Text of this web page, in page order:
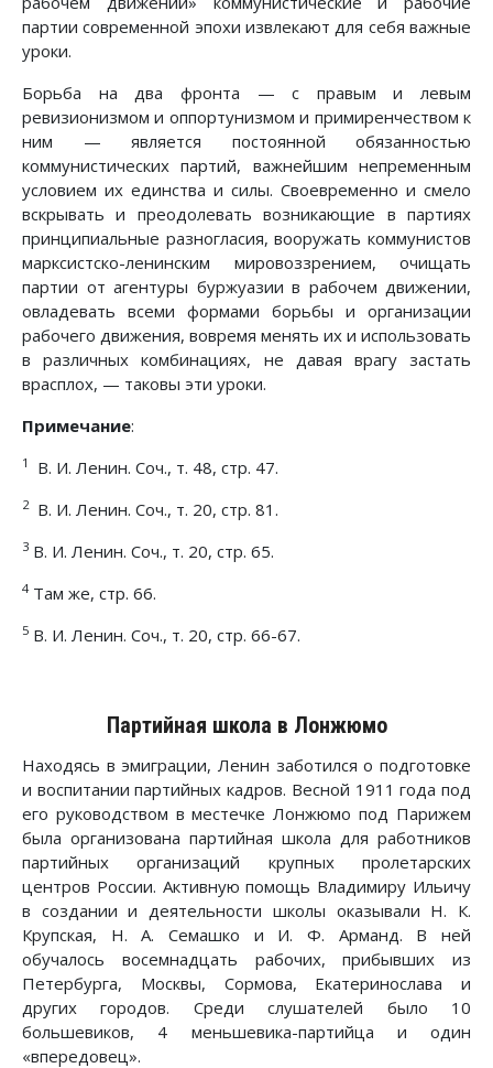
партии современной эпохи извлекают для себя важные
уроки.
Борьба на два фронта — с правым и левым
ревизионизмом и оппортунизмом и примиренчеством к
ним — является постоянной обязанностью
коммунистических партий, важнейшим непременным
условием их единства и силы. Своевременно и смело
вскрывать и преодолевать возникающие в партиях
принципиальные разногласия, вооружать коммунистов
марксистско-ленинским мировоззрением, очищать
партии от агентуры буржуазии в рабочем движении,
овладевать всеми формами борьбы и организации
рабочего движения, вовремя менять их и использовать
в различных комбинациях, не давая врагу застать
врасплох, — таковы эти уроки.
Примечание:
1 В. И. Ленин. Соч., т. 48, стр. 47.
2В. И. Ленин. Соч., т. 20, стр. 81.
3 В. И. Ленин. Соч., т. 20, стр. 65.
4Там же, стр. 66.
5 В. И. Ленин. Соч., т. 20, стр. 66-67.
Партийная школа в Лонжюмо
Находясь в эмиграции, Ленин заботился о подготовке
и воспитании партийных кадров. Весной 1911 года под
его руководством в местечке Лонжюмо под Парижем
была организована партийная школа для работников
партийных организаций крупных пролетарских
центров России. Активную помощь Владимиру Ильичу
в создании и деятельности школы оказывали Н. К.
Крупская, Н. А. Семашко и И. Ф. Арманд. В ней
обучалось восемнадцать рабочих, прибывших из
Петербурга, Москвы, Сормова, Екатеринослава и
других городов. Среди слушателей было 10
большевиков, 4 меньшевика-партийца и один
«впередовец».